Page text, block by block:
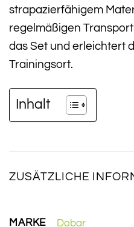
strapazierfähigem
regelmäßigen
das Set und erleichtert
Trainingsort.
Inhalt
ZUSÄTZLICHE
MARKE Dobar